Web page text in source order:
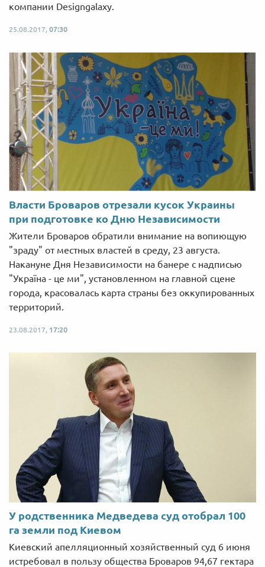
компании Designgalaxy.
25.08.2017, 07:30
Власти Броваров отрезали кусок Украины
при подготовке ко Дню Независимости
Жители Броваров обратили внимание на вопиющую
"зраду" от местных властей в среду, 23 августа.
Накануне Дня Независимости на банере с надписью
"Україна - це ми", установленном на главной сцене
города, красовалась карта страны без оккупированных
территорий.
23.08.2017, 17:20
У родственника Медведева суд отобрал 100
га земли под Киевом
Киевский апелляционный хозяйственный суд 6 июня
истребовал в пользу общества Броваров 94,67 гектара